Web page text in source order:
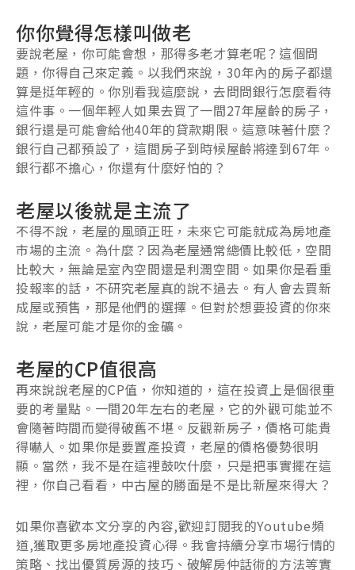
你你覺得怎樣叫做老
要說老屋，你可能會想，那得多老才算老呢？這個問
題，你得自己來定義。以我們來說，30年內的房子都還
算是挺年輕的。你別看我這麼說，去問問銀行怎麼看待
這件事。一個年輕人如果去買了一間27年屋齡的房子，
銀行還是可能會給他40年的貸款期限。這意味著什麼？
銀行自己都預設了，這間房子到時候屋齡將達到67年。
銀行都不擔心，你還有什麼好怕的？
老屋以後就是主流了
不得不說，老屋的風頭正旺，未來它可能就成為房地產
市場的主流。為什麼？因為老屋通常總價比較低，空間
比較大，無論是室內空間還是利潤空間。如果你是看重
投報率的話，不研究老屋真的說不過去。有人會去買新
成屋或預售，那是他們的選擇。但對於想要投資的你來
說，老屋可能才是你的金礦。
老屋的CP值很高
再來說說老屋的CP值，你知道的，這在投資上是個很重
要的考量點。一間20年左右的老屋，它的外觀可能並不
會隨著時間而變得破舊不堪。反觀新房子，價格可能貴
得嚇人。如果你是要置產投資，老屋的價格優勢很明
顯。當然，我不是在這裡鼓吹什麼，只是把事實擺在這
裡，你自己看看，中古屋的勝面是不是比新屋來得大？
如果你喜歡本文分享的內容,歡迎訂閱我的Youtube頻
道,獲取更多房地產投資心得。我會持續分享市場行情的
策略、找出優質房源的技巧、破解房仲話術的方法等實